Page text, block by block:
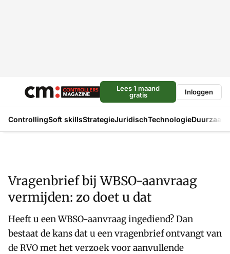
Lees 1 maand
gratis
Inloggen
ControllingSoft skillsStrategieJuridischTechnologie
Vragenbrief bij WBSO-aanvraag
vermijden: zo doet u dat
Heeft u een WBSO-aanvraag ingediend? Dan
bestaat de kans dat u een vragenbrief ontvangt van
de RVO met het verzoek voor aanvullende